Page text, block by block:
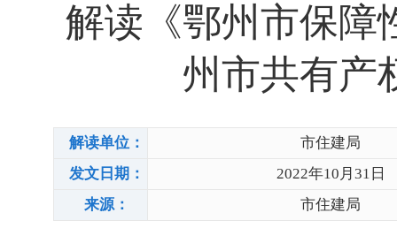
解读《鄂州市保障
州市共有产
解读单位：
市住建局
发文日期：
2022年10月31日
来源：
市住建局